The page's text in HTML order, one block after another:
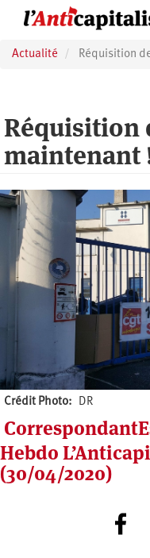
principal
Actualité Réquisition
Réquisition
maintenant
Crédit Photo DR
Hebdo
(30/04/2020)